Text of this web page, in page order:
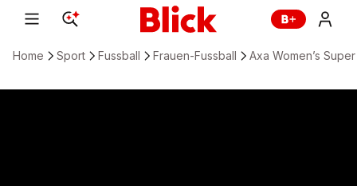
Home Sport Fussball Frauen-Fussball Axa Women’s